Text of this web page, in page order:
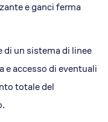
e ganci ferma
di un sistema di linee
e accesso di eventuali
totale del